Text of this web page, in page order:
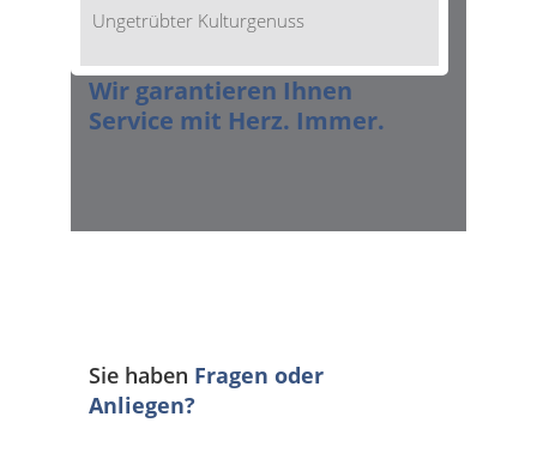
Ungetrübter Kulturgenuss
Wir garantieren Ihnen
Service mit Herz. Immer.
Sie haben Fragen oder
Anliegen?